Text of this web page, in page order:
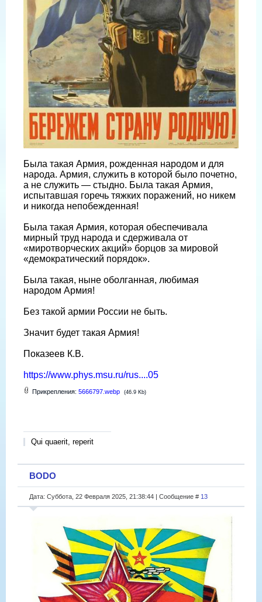
Была такая Армия, рожденная народом и для
народа. Армия, служить в которой было почетно,
а не служить — стыдно. Была такая Армия,
испытавшая горечь тяжких поражений, но никем
и никогда непобежденная!
Была такая Армия, которая обеспечивала
мирный труд народа и сдерживала от
«миротворческих акций» борцов за мировой
«демократический порядок».
Была такая, ныне оболганная, любимая
народом Армия!
Без такой армии России не быть.
Значит будет такая Армия!
Показеев К.В.
https://www.phys.msu.ru/rus....05
Прикрепления: 5666797.webp (46.9 Kb)
Qui quaerit, reperit
BODO
Дата: Суббота, 22 Февраля 2025, 21:38:44 | Сообщение # 13